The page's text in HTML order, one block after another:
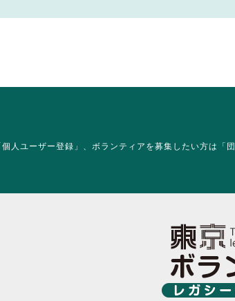
人ユーザー登録」、ボランティアを募集したい方は「団